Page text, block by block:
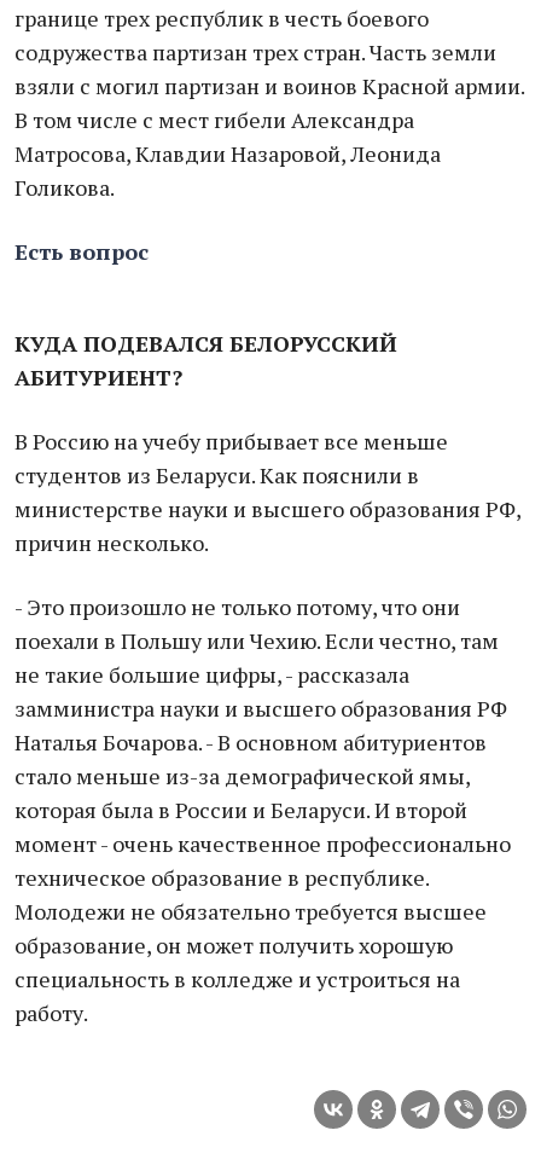
границе трех республик в честь боевого
содружества партизан трех стран. Часть земли
взяли с могил партизан и воинов Красной армии.
В том числе с мест гибели Александра
Матросова, Клавдии Назаровой, Леонида
Голикова.
Есть вопрос
КУДА ПОДЕВАЛСЯ БЕЛОРУССКИЙ
АБИТУРИЕНТ?
В Россию на учебу прибывает все меньше
студентов из Беларуси. Как пояснили в
министерстве науки и высшего образования РФ,
причин несколько.
- Это произошло не только потому, что они
поехали в Польшу или Чехию. Если честно, там
не такие большие цифры, - рассказала
замминистра науки и высшего образования РФ
Наталья Бочарова. - В основном абитуриентов
стало меньше из-за демографической ямы,
которая была в России и Беларуси. И второй
момент - очень качественное профессионально
техническое образование в республике.
Молодежи не обязательно требуется высшее
образование, он может получить хорошую
специальность в колледже и устроиться на
работу.